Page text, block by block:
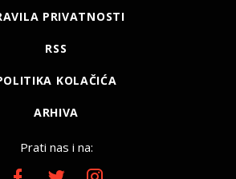
PRIVATNOSTI
RSS
KOLAČIĆA
ARHIVA
Prati nas i na: